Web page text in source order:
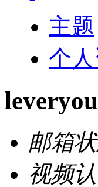
主题
个
leveryou
邮箱
视频